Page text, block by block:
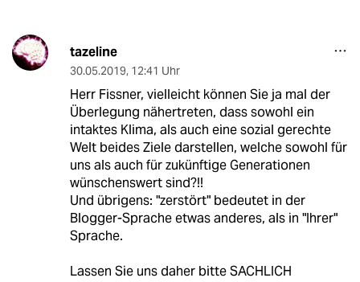
tazeline
30.05.2019, 12:41 Uhr
Herr Fissner, vielleicht können Sie ja mal der
Überlegung nähertreten, dass sowohl ein
intaktes Klima, als auch eine sozial gerechte
Welt beides Ziele darstellen, welche sowohl für
uns als auch für zukünftige Generationen
wünschenswert sind?!!
Und übrigens: "zerstört" bedeutet in der
Blogger-Sprache etwas anderes, als in "Ihrer"
Sprache.
Lassen Sie uns daher bitte SACHLICH